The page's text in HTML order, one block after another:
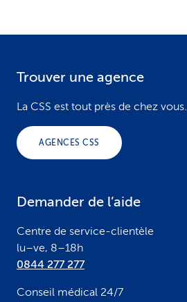
Trouver une agence
La CSS est tout près de chez vous.
AGENCES CSS
Demander de l’aide
Centre de service-clientèle
lu–ve, 8–18h
0844 277 277
Conseil médical 24/7